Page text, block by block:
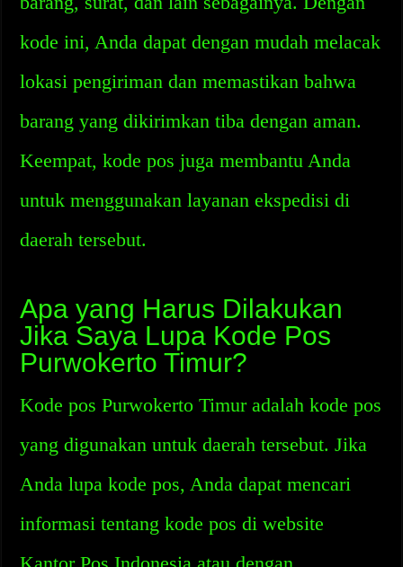
kode ini, Anda dapat dengan mudah melacak
lokasi pengiriman dan memastikan bahwa
barang yang dikirimkan tiba dengan aman.
Keempat, kode pos juga membantu Anda
untuk menggunakan layanan ekspedisi di
daerah tersebut.
Apa yang Harus Dilakukan
Jika Saya Lupa Kode Pos
Purwokerto Timur?
Kode pos Purwokerto Timur adalah kode pos
yang digunakan untuk daerah tersebut. Jika
Anda lupa kode pos, Anda dapat mencari
informasi tentang kode pos di website